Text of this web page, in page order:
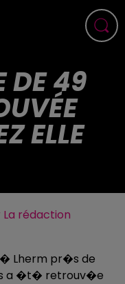
DE 49
ELLE
La rédaction
Lherm pr�s de
a �t� retrouv�e